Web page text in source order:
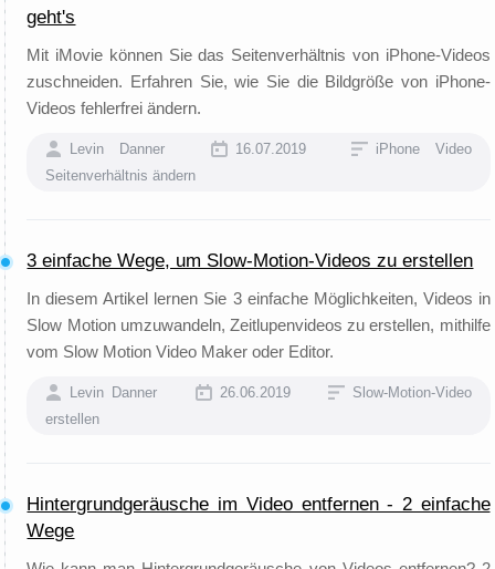
geht's
Mit iMovie können Sie das Seitenverhältnis von iPhone-Videos
zuschneiden. Erfahren Sie, wie Sie die Bildgröße von iPhone-
Videos fehlerfrei ändern.
Levin Danner 16.07.2019
iPhone Video
Seitenverhältnis ändern
3 einfache Wege, um Slow-Motion-Videos zu erstellen
In diesem Artikel lernen Sie 3 einfache Möglichkeiten, Videos in
Slow Motion umzuwandeln, Zeitlupenvideos zu erstellen, mithilfe
vom Slow Motion Video Maker oder Editor.
Levin Danner 26.06.2019
Slow-Motion-Video
erstellen
Hintergrundgeräusche im Video entfernen - 2 einfache
Wege